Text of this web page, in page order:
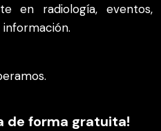
en radiología, eventos,
de forma gratuita!